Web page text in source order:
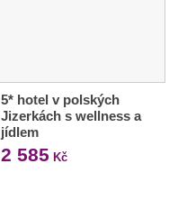
5* hotel v polských
Jizerkách s wellness a
jídlem
2 585 Kč